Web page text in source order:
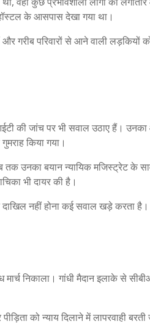
के आसपास देखा गया था।
गरीब परिवारों से आने वाली लड़कियों को
की जांच पर भी सवाल उठाए हैं।
किया गया।
उनका बयान न्यायिक मजिस्ट्रेट के
भी दायर की है।
दाखिल नहीं होना कई सवाल खड़े करता है।
निकाला। गांधी मैदान इलाके से
को न्याय दिलाने में लापरवाही बरती